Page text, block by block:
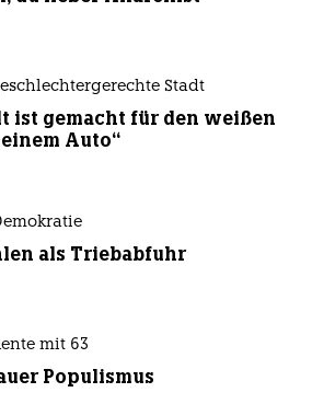
Stadt
ist gemacht für den weißen
Auto“
als Triebabfuhr
mit 63
Populismus